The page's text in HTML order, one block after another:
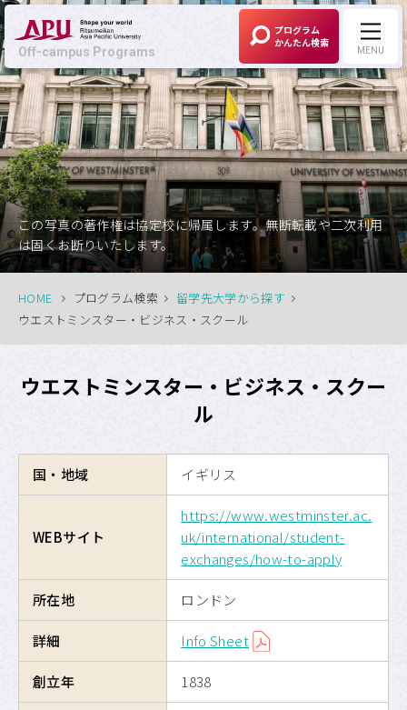
Off-campus Programs
プログラム
かんたん検索
この写真の著作権は協定校に帰属します。無断転載や二次利用
は固くお断りいたします。
HOME プログラム検索
留学先大学から探す
ウエストミンスター・ビジネス・スクール
ウエストミンスター・ビジネス・スクー
ル
国・地域 イギリス
WEBサイト
https://www.westminster.ac.
uk/international/student-
exchanges/how-to-apply
所在地 ロンドン
詳細 Info Sheet
創立年 1838
MENU
Off-campus Programs
LANGUAGE: English
募集中プログラム
プログラム・ 大学検索
危機管理
留学のための奨学金制度
APUへの留学
サイトマップ
サイトポリシー